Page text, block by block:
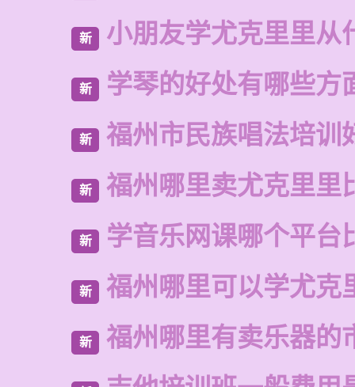
新 小朋友学尤克里里从
新 学琴的好处有哪些方
新 福州市民族唱法培训
新 福州哪里卖尤克里里
新 学音乐网课哪个平台
新 福州哪里可以学尤克
新 福州哪里有卖乐器的